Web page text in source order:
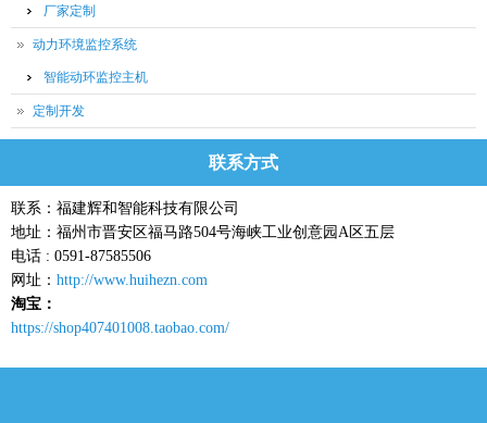
厂家定制
动力环境监控系统
智能动环监控主机
定制开发
联系方式
联系：福建辉和智能科技有限公司
地址：福州市晋安区福马路504号海峡工业创意园A区五层
电话 : 0591-87585506
网址： http://www.huihezn.com
淘宝：
https://shop407401008.taobao.com/